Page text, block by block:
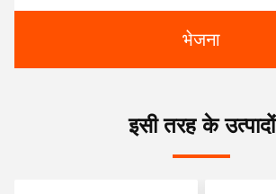
भेजना
इसी तरह के उत्पादों